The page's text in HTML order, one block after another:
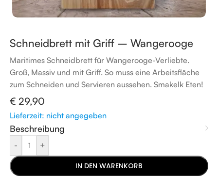
Schneidbrett mit Griff – Wangerooge
Maritimes Schneidbrett für Wangerooge-Verliebte.
Groß, Massiv und mit Griff. So muss eine Arbeitsfläche
zum Schneiden und Servieren aussehen. Smakelk Eten!
€ 29,90
Lieferzeit: nicht angegeben
Beschreibung
- +
IN DEN WARENKORB